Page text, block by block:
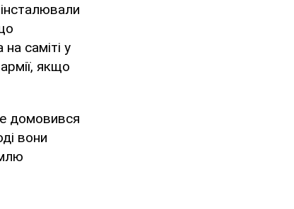
саміті у
якщо
домовився
вони